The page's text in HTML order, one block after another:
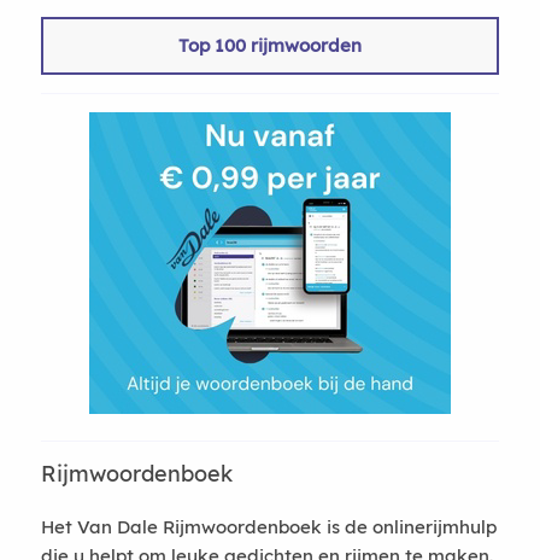
Top 100 rijmwoorden
Rijmwoordenboek
Het Van Dale Rijmwoordenboek is de onlinerijmhulp